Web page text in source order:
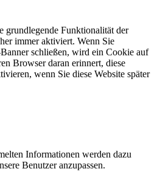
grundlegende Funktionalität der
immer aktiviert. Wenn Sie
schließen, wird ein Cookie auf
Browser daran erinnert, diese
wenn Sie diese Website später
Informationen werden dazu
Benutzer anzupassen.